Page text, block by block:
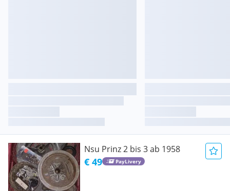
Nsu Prinz 2 bis 3 ab 1958
€ 49 PayLivery